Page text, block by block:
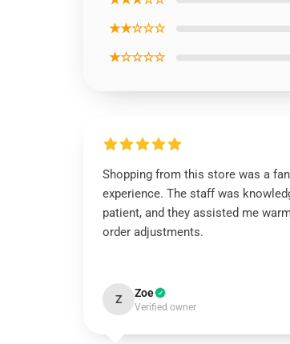
★★☆☆☆
★☆☆☆☆
Shopping from this store was a
experience. The staff was
patient, and they assisted me
order adjustments.
Z Zoe
Verified owner